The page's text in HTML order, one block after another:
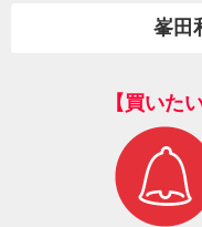
峯田
【買いたい